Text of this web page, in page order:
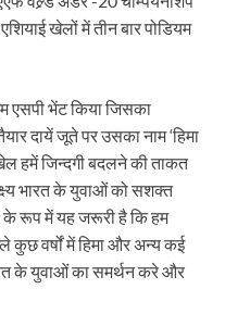
खेलों में तीन बार पोडियम
एसपी भेंट किया जिसका
दायें जूते पर उसका नाम ‘हिमा
हमें जिन्दगी बदलने की ताकत
भारत के युवाओं को सशक्त
के रूप में यह जरूरी है कि हम
वर्षों में हिमा और अन्य कई
के युवाओं का समर्थन करे और